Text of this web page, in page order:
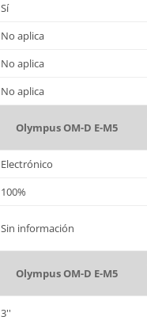
Sí
No aplica
No aplica
No aplica
Olympus OM-D E-M5
Electrónico
100%
Sin información
Olympus OM-D E-M5
3''